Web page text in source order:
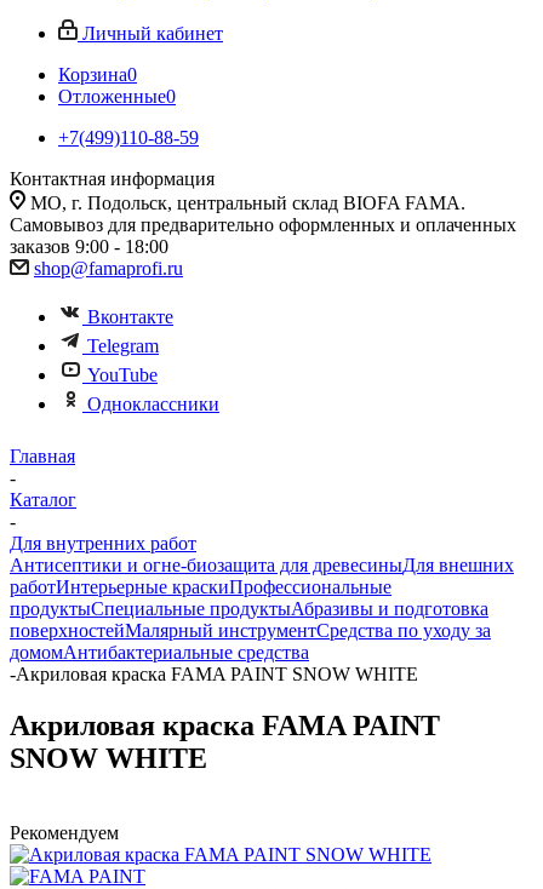
Личный кабинет
Корзина0
Отложенные0
+7(499)110-88-59
Контактная информация
МО, г. Подольск, центральный склад BIOFA FAMA.
Самовывоз для предварительно оформленных и оплаченных
заказов 9:00 - 18:00
shop@famaprofi.ru
Вконтакте
Telegram
YouTube
Одноклассники
Главная
-
Каталог
-
Для внутренних работ
Антисептики и огне-биозащита для древесиныДля внешних
работИнтерьерные краскиПрофессиональные
продуктыСпециальные продуктыАбразивы и подготовка
поверхностейМалярный инструментСредства по уходу за
домомАнтибактериальные средства
-Акриловая краска FAMA PAINT SNOW WHITE
Акриловая краска FAMA PAINT
SNOW WHITE
Рекомендуем